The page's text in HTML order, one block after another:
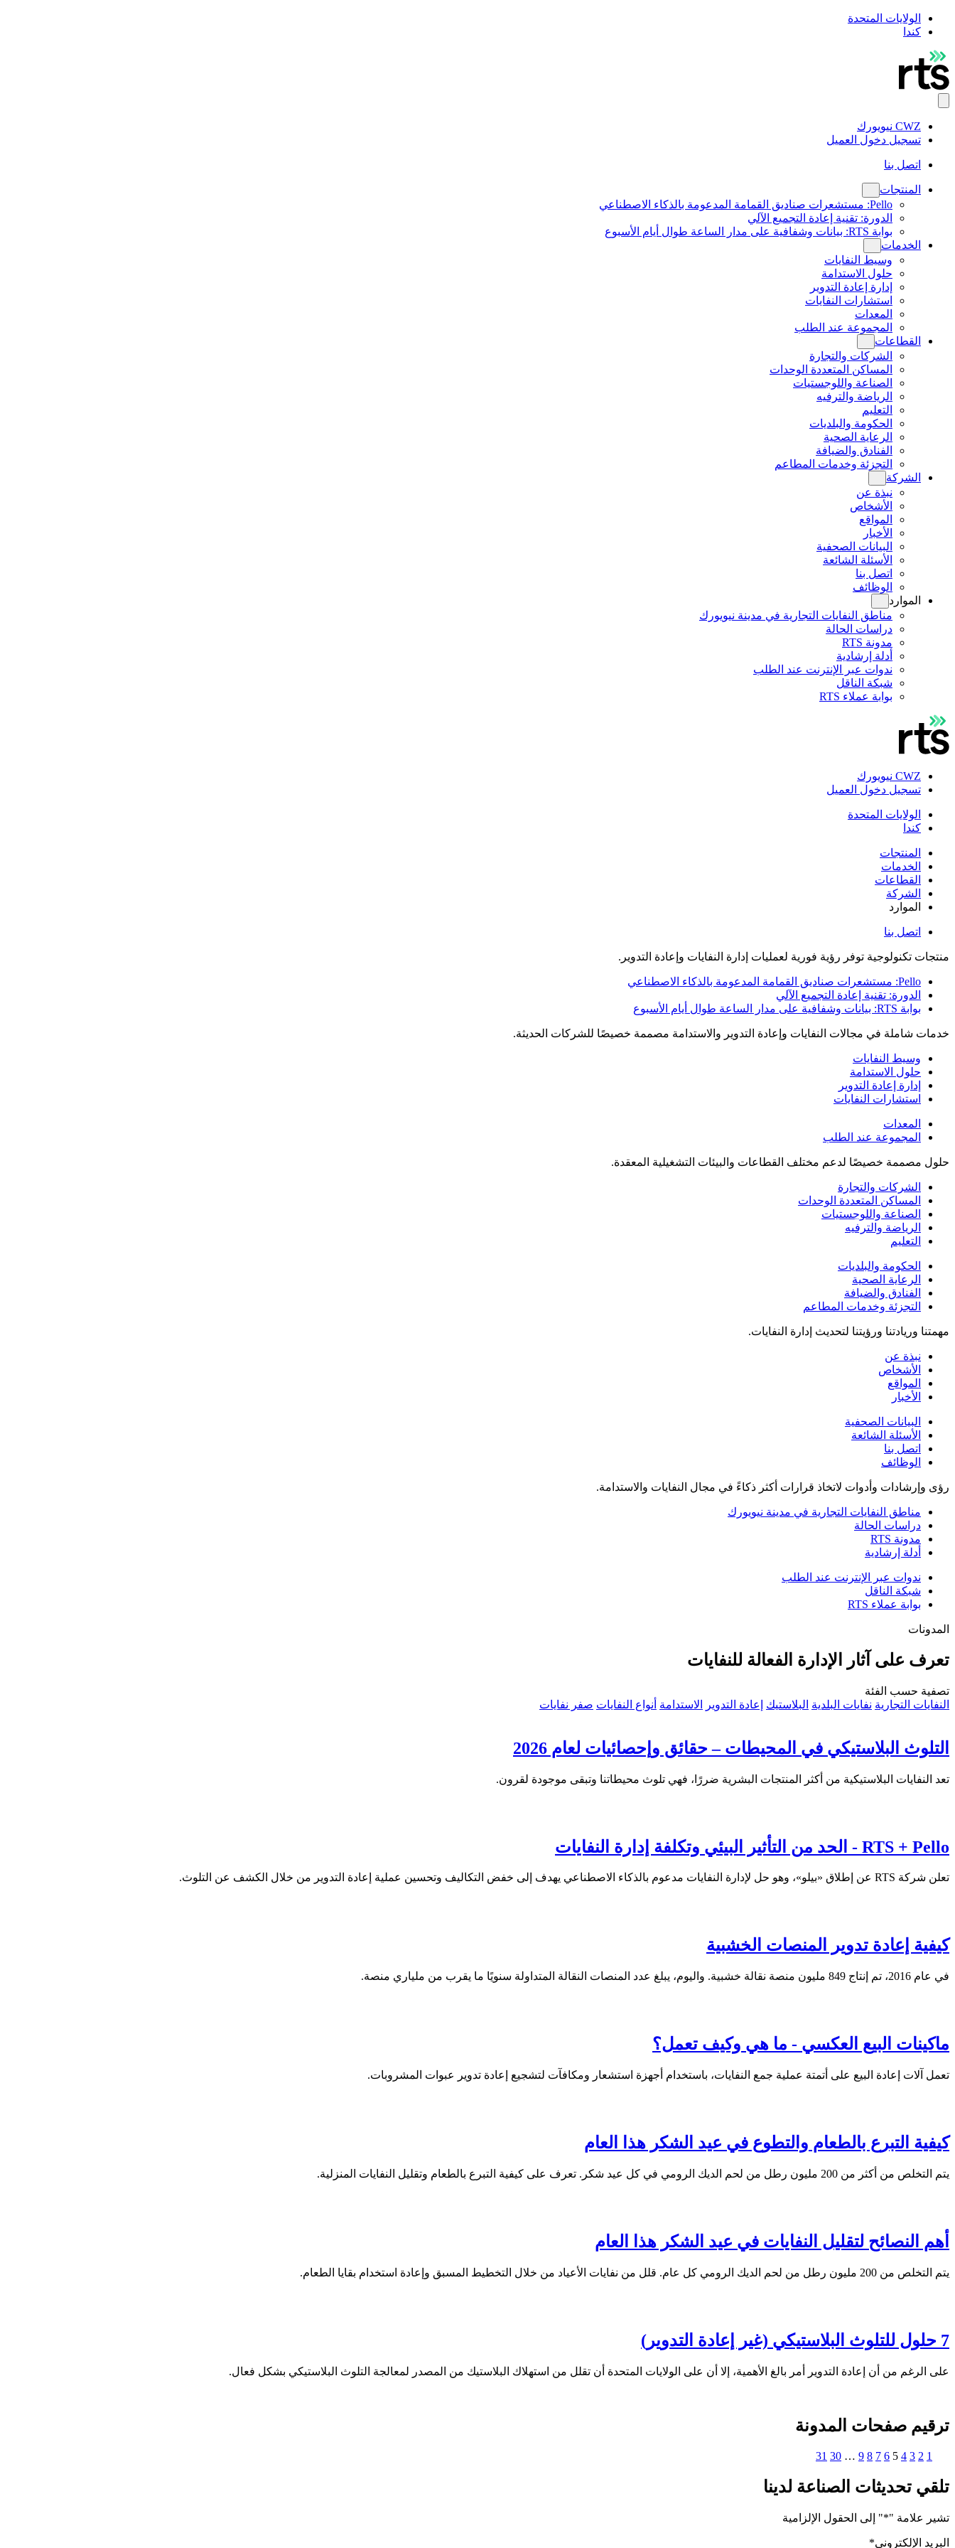
الولايات المتحدة
كندا
CWZ نيويورك
تسجيل دخول العميل
اتصل بنا
المنتجات
Pello: مستشعرات صناديق القمامة المدعومة بالذكاء الاصطناعي
الدورة: تقنية إعادة التجميع الآلي
بوابة RTS: بيانات وشفافية على مدار الساعة طوال أيام الأسبوع
الخدمات
وسيط النفايات
حلول الاستدامة
إدارة إعادة التدوير
استشارات النفايات
المعدات
المجموعة عند الطلب
القطاعات
الشركات والتجارة
المساكن المتعددة الوحدات
الصناعة واللوجستيات
الرياضة والترفيه
التعليم
الحكومة والبلديات
الرعاية الصحية
الفنادق والضيافة
التجزئة وخدمات المطاعم
الشركة
نبذة عن
الأشخاص
المواقع
الأخبار
البيانات الصحفية
الأسئلة الشائعة
اتصل بنا
الوظائف
الموارد
مناطق النفايات التجارية في مدينة نيويورك
دراسات الحالة
مدونة RTS
أدلة إرشادية
ندوات عبر الإنترنت عند الطلب
شبكة الناقل
بوابة عملاء RTS
CWZ نيويورك
تسجيل دخول العميل
الولايات المتحدة
كندا
المنتجات
الخدمات
القطاعات
الشركة
الموارد
اتصل بنا
منتجات تكنولوجية توفر رؤية فورية لعمليات إدارة النفايات وإعادة التدوير.
Pello: مستشعرات صناديق القمامة المدعومة بالذكاء الاصطناعي
الدورة: تقنية إعادة التجميع الآلي
بوابة RTS: بيانات وشفافية على مدار الساعة طوال أيام الأسبوع
خدمات شاملة في مجالات النفايات وإعادة التدوير والاستدامة مصممة خصيصًا للشركات الحديثة.
وسيط النفايات
حلول الاستدامة
إدارة إعادة التدوير
استشارات النفايات
المعدات
المجموعة عند الطلب
حلول مصممة خصيصًا لدعم مختلف القطاعات والبيئات التشغيلية المعقدة.
الشركات والتجارة
المساكن المتعددة الوحدات
الصناعة واللوجستيات
الرياضة والترفيه
التعليم
الحكومة والبلديات
الرعاية الصحية
الفنادق والضيافة
التجزئة وخدمات المطاعم
مهمتنا وريادتنا ورؤيتنا لتحديث إدارة النفايات.
نبذة عن
الأشخاص
المواقع
الأخبار
البيانات الصحفية
الأسئلة الشائعة
اتصل بنا
الوظائف
رؤى وإرشادات وأدوات لاتخاذ قرارات أكثر ذكاءً في مجال النفايات والاستدامة.
مناطق النفايات التجارية في مدينة نيويورك
دراسات الحالة
مدونة RTS
أدلة إرشادية
ندوات عبر الإنترنت عند الطلب
شبكة الناقل
بوابة عملاء RTS
المدونات
تعرف على آثار الإدارة الفعالة للنفايات
تصفية حسب الفئة
النفايات التجارية نفايات البلدية البلاستيك إعادة التدوير الاستدامة أنواع النفايات صفر نفايات
التلوث البلاستيكي في المحيطات – حقائق وإحصائيات لعام 2026
تعد النفايات البلاستيكية من أكثر المنتجات البشرية ضررًا، فهي تلوث محيطاتنا وتبقى موجودة لقرون.
RTS + Pello - الحد من التأثير البيئي وتكلفة إدارة النفايات
تعلن شركة RTS عن إطلاق «بيلو»، وهو حل لإدارة النفايات مدعوم بالذكاء الاصطناعي يهدف إلى خفض التكاليف وتحسين عملية إعادة التدوير من خلال الكشف عن التلوث.
كيفية إعادة تدوير المنصات الخشبية
في عام 2016، تم إنتاج 849 مليون منصة نقالة خشبية. واليوم، يبلغ عدد المنصات النقالة المتداولة سنويًا ما يقرب من ملياري منصة.
ماكينات البيع العكسي - ما هي وكيف تعمل؟
تعمل آلات إعادة البيع على أتمتة عملية جمع النفايات، باستخدام أجهزة استشعار ومكافآت لتشجيع إعادة تدوير عبوات المشروبات.
كيفية التبرع بالطعام والتطوع في عيد الشكر هذا العام
يتم التخلص من أكثر من 200 مليون رطل من لحم الديك الرومي في كل عيد شكر. تعرف على كيفية التبرع بالطعام وتقليل النفايات المنزلية.
أهم النصائح لتقليل النفايات في عيد الشكر هذا العام
يتم التخلص من 200 مليون رطل من لحم الديك الرومي كل عام. قلل من نفايات الأعياد من خلال التخطيط المسبق وإعادة استخدام بقايا الطعام.
7 حلول للتلوث البلاستيكي (غير إعادة التدوير)
على الرغم من أن إعادة التدوير أمر بالغ الأهمية، إلا أن على الولايات المتحدة أن تقلل من استهلاك البلاستيك من المصدر لمعالجة التلوث البلاستيكي بشكل فعال.
ترقيم صفحات المدونة
1
2
3
4
5
6
7
8
9
…
30
31
تلقي تحديثات الصناعة لدينا
تشير علامة "*" إلى الحقول الإلزامية
البريد الإلكتروني*